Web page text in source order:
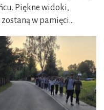
Piękne widoki,
w pamięci…